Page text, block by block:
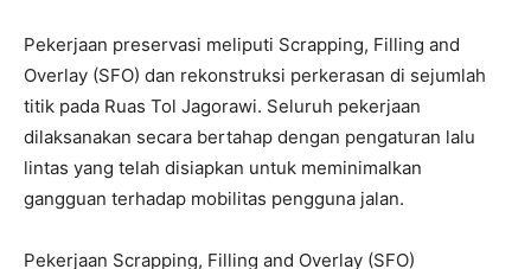
Pekerjaan preservasi meliputi Scrapping, Filling and
Overlay (SFO) dan rekonstruksi perkerasan di sejumlah
titik pada Ruas Tol Jagorawi. Seluruh pekerjaan
dilaksanakan secara bertahap dengan pengaturan lalu
lintas yang telah disiapkan untuk meminimalkan
gangguan terhadap mobilitas pengguna jalan.
Pekerjaan Scrapping, Filling and Overlay (SFO)